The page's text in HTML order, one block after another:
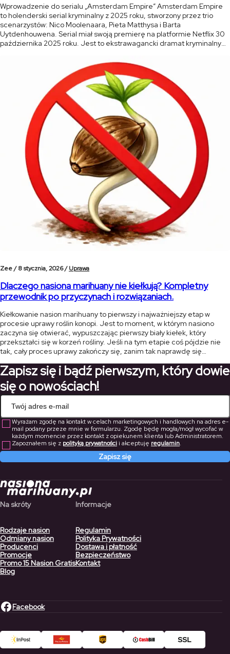
Wprowadzenie do serialu „Amsterdam Empire” Amsterdam Empire
to holenderski serial kryminalny z 2025 roku, stworzony przez trio
scenarzystów: Nico Moolenaara, Pieta Matthysa i Barta
Uytdenhouwena. Serial miał swoją premierę na platformie Netflix 30
października 2025 roku. Jest to ekstrawagancki dramat kryminalny
konopnej. Serial łączy w sobie elementy dramatu rodzinnego, […]
Zee /8 stycznia, 2026 /Uprawa
Dlaczego nasiona marihuany nie kiełkują? Kompletny
przewodnik po przyczynach i rozwiązaniach.
Kiełkowanie nasion marihuany to pierwszy i najważniejszy etap w
procesie uprawy roślin konopi. Jest to moment, w którym nasiono
zaczyna się otwierać, wypuszczając pierwszy biały kiełek, który
przekształci się w korzeń rośliny. Jeśli na tym etapie coś pójdzie nie
tak, cały proces uprawy zakończy się, zanim tak naprawdę się
[…]
Zapisz się i bądź pierwszym, który dowie
się o nowościach!
Wyrażam zgodę na kontakt w celach marketingowych i handlowych na adres e-
mail podany przeze mnie w formularzu. Zgodę będę mogła/mógł wycofać w
każdym momencie przez kontakt z opiekunem klienta lub Administratorem.
Zapoznałem się z polityką prywatnościi akceptuję regulamin.
Zapisz się
Na skróty
Rodzaje nasion
Odmiany nasion
Producenci
Promocje
Promo 15 Nasion Gratis
Blog
Informacje
Regulamin
Polityka Prywatności
Dostawa i płatność
Bezpieczeństwo
Kontakt
Facebook